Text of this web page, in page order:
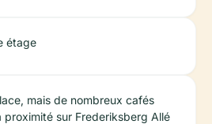
étage
mais de nombreux cafés
proximité sur Frederiksberg Allé